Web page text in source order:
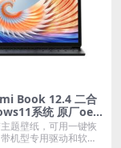
Book 12.4 二合
系统 原厂oe
题壁纸，可用一键恢
机型专用驱动和软